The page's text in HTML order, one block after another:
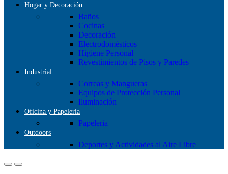
Hogar y Decoración
Baños
Cocinas
Decoración
Electrodomésticos
Higiene Personal
Revestimientos de Pisos y Paredes
Industrial
Correas y Mangueras
Equipos de Protección Personal
Iluminación
Oficina y Papelería
Papeleria
Outdoors
Deportes y Actividades al Aire Libre